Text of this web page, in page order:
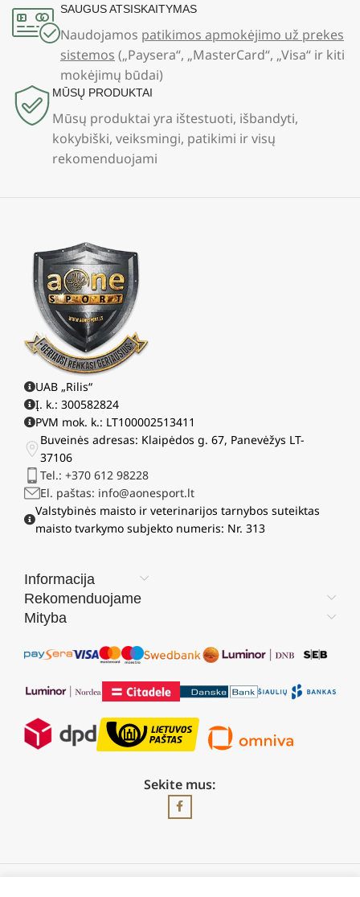
SAUGUS ATSISKAITYMAS
Naudojamos patikimos apmokėjimo už prekes
sistemos („Paysera“, „MasterCard“, „Visa“ ir kiti
mokėjimų būdai)
MŪSŲ PRODUKTAI
Mūsų produktai yra ištestuoti, išbandyti,
kokybiški, veiksmingi, patikimi ir visų
rekomenduojami
UAB „Rilis“
Į. k.: 300582824
PVM mok. k.: LT100002513411
Buveinės adresas: Klaipėdos g. 67, Panevėžys LT-
37106
Tel.: +370 612 98228
El. paštas: info@aonesport.lt
Valstybinės maisto ir veterinarijos tarnybos suteiktas
maisto tvarkymo subjekto numeris: Nr. 313
Informacija
Rekomenduojame
Mityba
Sekite mus: